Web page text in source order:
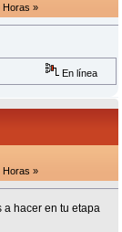
Horas »
En línea
Horas »
a hacer en tu etapa